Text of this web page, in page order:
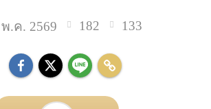
พ.ค. 2569 182 133